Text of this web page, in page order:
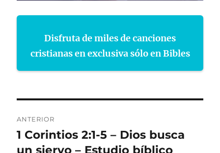
Disfruta de miles de canciones
cristianas en exclusiva sólo en Bibles
de
ANTERIOR
Entrada
anterior:
1 Corintios 2:1-5 – Dios busca
un siervo – Estudio bíblico